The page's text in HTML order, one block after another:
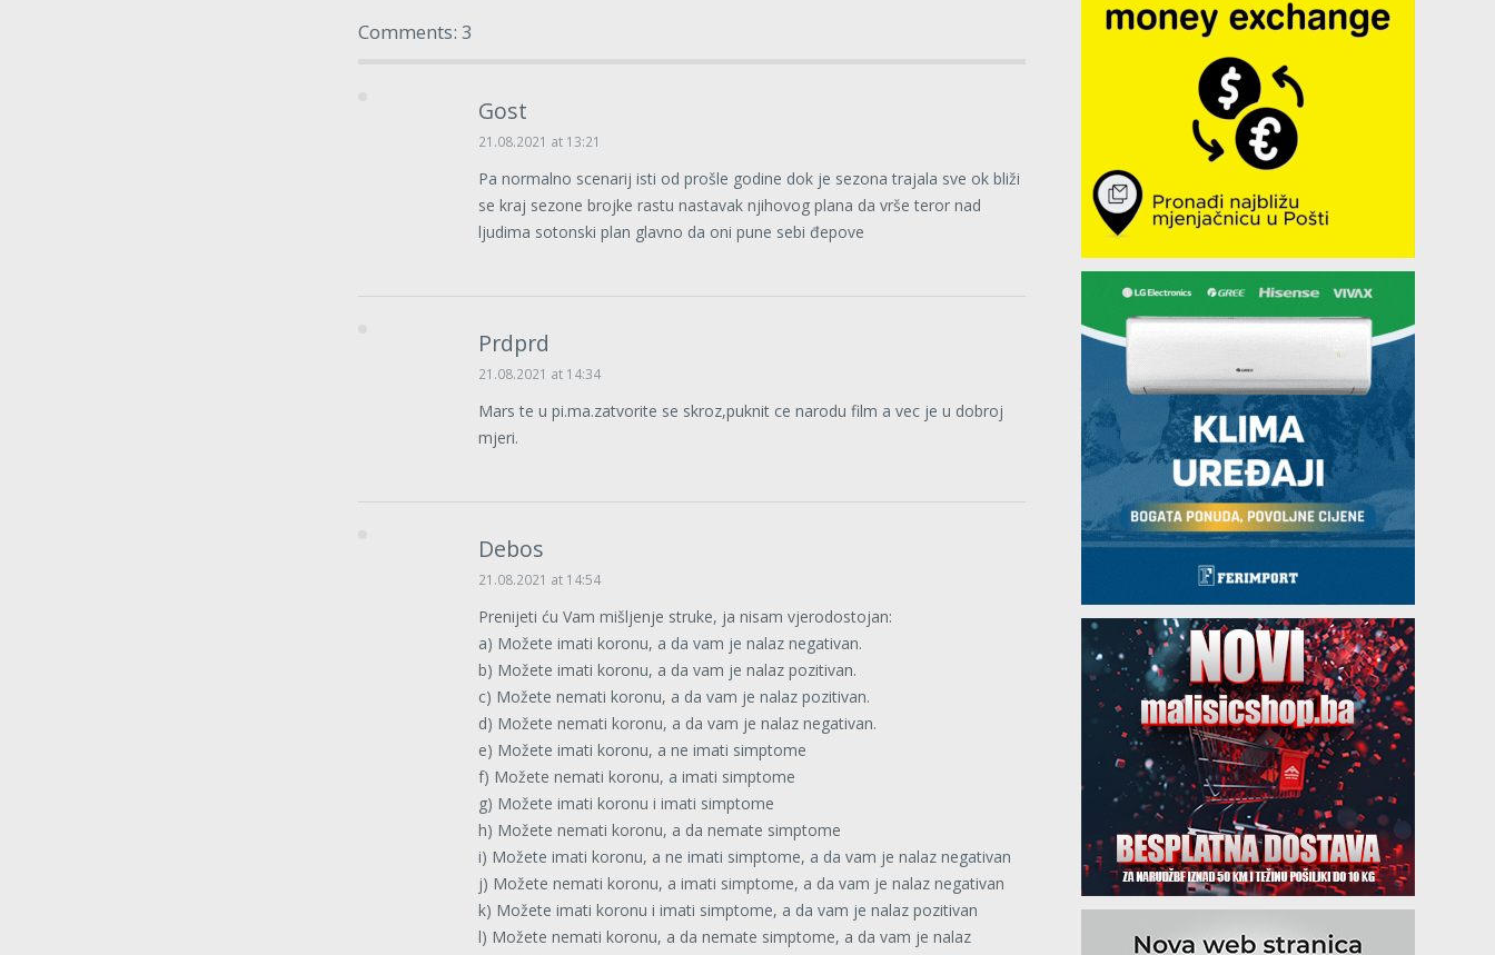
Comments: 3
Gost
21.08.2021 at 13:21
Pa normalno scenarij isti od prošle godine dok je sezona trajala sve ok bliži
se kraj sezone brojke rastu nastavak njihovog plana da vrše teror nad
ljudima sotonski plan glavno da oni pune sebi đepove
Prdprd
21.08.2021 at 14:34
Mars te u pi.ma.zatvorite se skroz,puknit ce narodu film a vec je u dobroj
mjeri.
Debos
21.08.2021 at 14:54
Prenijeti ću Vam mišljenje struke, ja nisam vjerodostojan:
a) Možete imati koronu, a da vam je nalaz negativan.
b) Možete imati koronu, a da vam je nalaz pozitivan.
c) Možete nemati koronu, a da vam je nalaz pozitivan.
d) Možete nemati koronu, a da vam je nalaz negativan.
e) Možete imati koronu, a ne imati simptome
f) Možete nemati koronu, a imati simptome
g) Možete imati koronu i imati simptome
h) Možete nemati koronu, a da nemate simptome
i) Možete imati koronu, a ne imati simptome, a da vam je nalaz negativan
j) Možete nemati koronu, a imati simptome, a da vam je nalaz negativan
k) Možete imati koronu i imati simptome, a da vam je nalaz pozitivan
l) Možete nemati koronu, a da nemate simptome, a da vam je nalaz